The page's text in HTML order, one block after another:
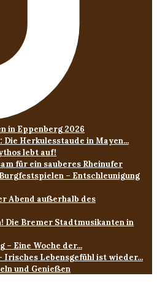
in Eppenberg 2026
Die Herkulesstaude in Mayen...
lebt auf!
für ein sauberes Rheinufer
– Entschleunigung
Abend außerhalb des
Die Bremer Stadtmusikanten in
– Eine Woche der...
Irisches Lebensgefühl ist wieder...
und Genießen